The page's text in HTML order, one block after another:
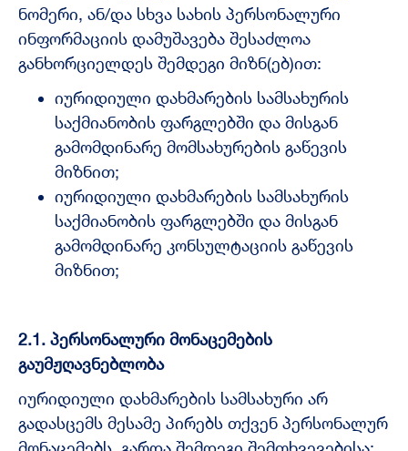
ნომერი, ან/და სხვა სახის პერსონალური
ინფორმაციის დამუშავება შესაძლოა
განხორციელდეს შემდეგი მიზნ(ებ)ით:
იურიდიული დახმარების სამსახურის
საქმიანობის ფარგლებში და მისგან
გამომდინარე მომსახურების გაწევის
მიზნით;
იურიდიული დახმარების სამსახურის
საქმიანობის ფარგლებში და მისგან
გამომდინარე კონსულტაციის გაწევის
მიზნით;
2.1. პერსონალური მონაცემების
გაუმჟღავნებლობა
იურიდიული დახმარების სამსახური არ
გადასცემს მესამე პირებს თქვენ პერსონალურ